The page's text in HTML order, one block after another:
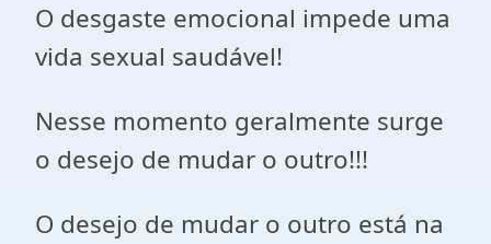
O desgaste emocional impede uma
vida sexual saudável!
Nesse momento geralmente surge
o desejo de mudar o outro!!!
O desejo de mudar o outro está na